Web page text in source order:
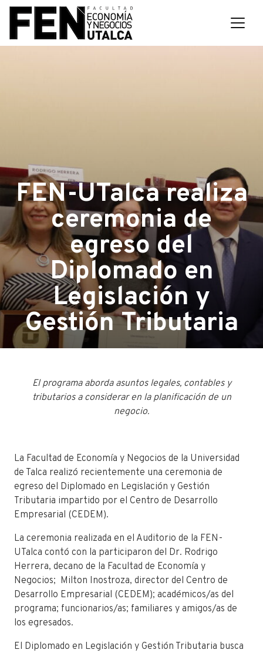
FEN-UTalca realiza
ceremonia de
egreso del
Diplomado en
Legislación y
Gestión Tributaria
El programa aborda asuntos legales, contables y
tributarios a considerar en la planificación de un
negocio.
La Facultad de Economía y Negocios de la Universidad
de Talca realizó recientemente una ceremonia de
egreso del Diplomado en Legislación y Gestión
Tributaria impartido por el Centro de Desarrollo
Empresarial (CEDEM).
La ceremonia realizada en el Auditorio de la FEN-
UTalca contó con la participaron del Dr. Rodrigo
Herrera, decano de la Facultad de Economía y
Negocios; Milton Inostroza, director del Centro de
Desarrollo Empresarial (CEDEM); académicos/as del
programa; funcionarios/as; familiares y amigos/as de
los egresados.
El Diplomado en Legislación y Gestión Tributaria busca